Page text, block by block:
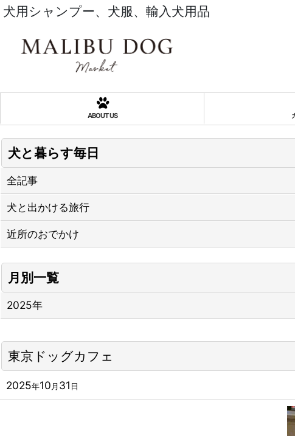
犬用シャンプー、犬服、輸入犬用品
ABOUT US
東京ドッグカフェ
2025年10 月31 日
犬と暮らす毎日
全記事
犬と出かける旅行
近所のおでかけ
月別一覧
2025年